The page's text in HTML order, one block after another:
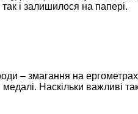
і залишилося на папері.
– змагання на
Наскільки важливі